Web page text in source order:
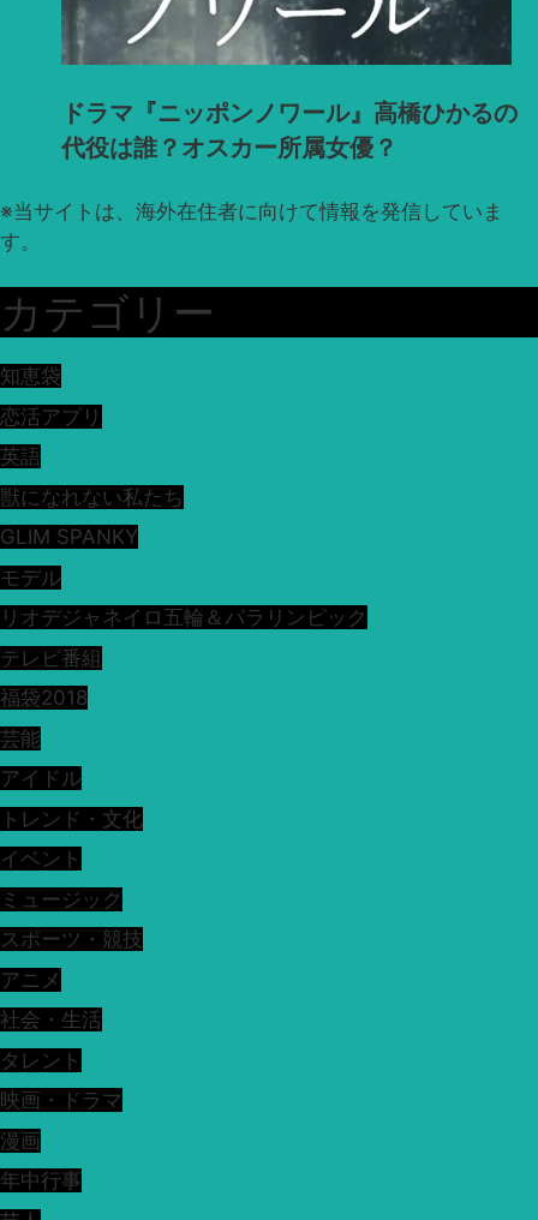
ドラマ『ニッポンノワール』高橋ひかるの
代役は誰？オスカー所属女優？
※当サイトは、海外在住者に向けて情報を発信していま
す。
カテゴリー
知恵袋
恋活アプリ
英語
獣になれない私たち
GLIM SPANKY
モデル
リオデジャネイロ五輪＆パラリンピック
テレビ番組
福袋2018
芸能
アイドル
トレンド・文化
イベント
ミュージック
スポーツ・競技
アニメ
社会・生活
タレント
映画・ドラマ
漫画
年中行事